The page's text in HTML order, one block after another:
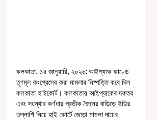
কলকাতা, ১৪ জানুয়ারি, ২০২৬: আইপ্যাক কাণ্ডে
তৃণমূল কংগ্রেসের করা মামলার নিষ্পত্তি করে দিল
কলকাতা হাইকোর্ট। কলকাতায় আইপ্যাকের দফতর
এবং সংস্থার কর্ণধার প্রতীক জৈনের বাড়িতে ইডির
তল্লাশি নিয়ে হাই কোর্টে জোড়া মামলা দায়ের